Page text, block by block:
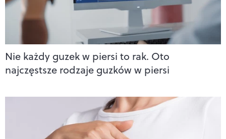
Nie każdy guzek w piersi to rak. Oto
najczęstsze rodzaje guzków w piersi